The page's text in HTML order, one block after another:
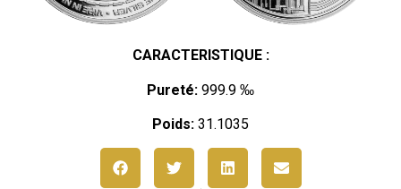
CARACTERISTIQUE :
Pureté: 999.9 ‰
Poids: 31.1035